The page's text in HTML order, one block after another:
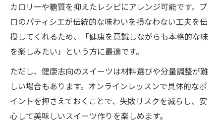
カロリーや糖質を抑えたレシピにアレンジ可能です。プ
ロのパティシエが伝統的な味わいを損なわない工夫を伝
授してくれるため、「健康を意識しながらも本格的な味
を楽しみたい」という方に最適です。
ただし、健康志向のスイーツは材料選びや分量調整が難
しい場合もあります。オンラインレッスンで具体的なポ
イントを押さえておくことで、失敗リスクを減らし、安
心して美味しいスイーツ作りを楽しめます。